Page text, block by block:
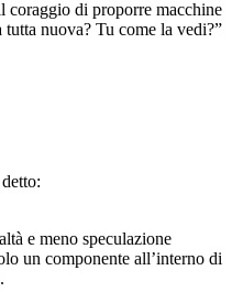
coraggio di proporre macchine
nuova? Tu come la vedi?”
e meno speculazione
un componente all’interno di